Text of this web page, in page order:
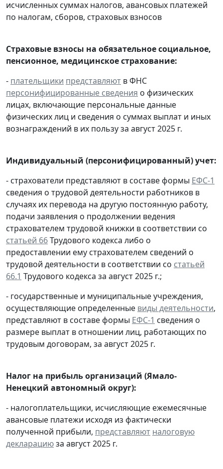
исчисленных суммах налогов, авансовых платежей
по налогам, сборов, страховых взносов
Страховые взносы на обязательное социальное,
пенсионное, медицинское страхование:
- плательщики представляют в ФНС
персонифицированные сведения о физических
лицах, включающие персональные данные
физических лиц и сведения о суммах выплат и иных
вознаграждений в их пользу за август 2025 г.
Индивидуальный (персонифицированный) учет:
- страхователи представляют в составе формы ЕФС-1
сведения о трудовой деятельности работников в
случаях их перевода на другую постоянную работу,
подачи заявления о продолжении ведения
страхователем трудовой книжки в соответствии со
статьей 66Трудового кодекса либо о
предоставлении ему страхователем сведений о
трудовой деятельности в соответствии со статьей
66.1 Трудового кодекса за август 2025 г.;
- государственные и муниципальные учреждения,
осуществляющие определенные виды деятельности,
представляют в составе формы ЕФС-1 сведения о
размере выплат в отношении лиц, работающих по
трудовым договорам, за август 2025 г.
Налог на прибыль организаций (Ямало-
Ненецкий автономный округ):
- налогоплательщики, исчисляющие ежемесячные
авансовые платежи исходя из фактически
полученной прибыли, представляют налоговую
декларациюза август 2025 г.